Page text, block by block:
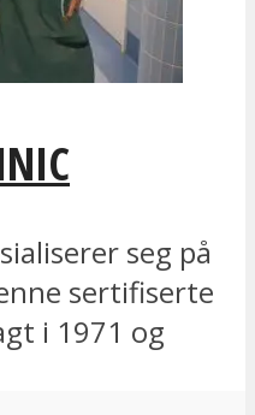
seg på
sertifiserte
i 1971 og